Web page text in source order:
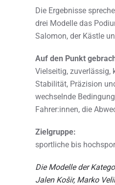
Die Ergebnisse
drei Modelle das
Salomon, der Kästle
Auf den Punkt
Vielseitig, zuverlässig,
Stabilität, Präzision
wechselnde
Fahrer:innen, die
Zielgruppe:
sportliche bis
Die Modelle der
Jalen Košir, Marko